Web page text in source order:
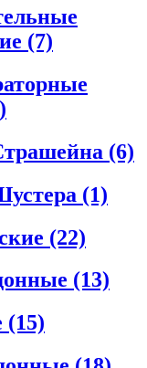
(7)
(6)
(1)
(22)
(13)
(15)